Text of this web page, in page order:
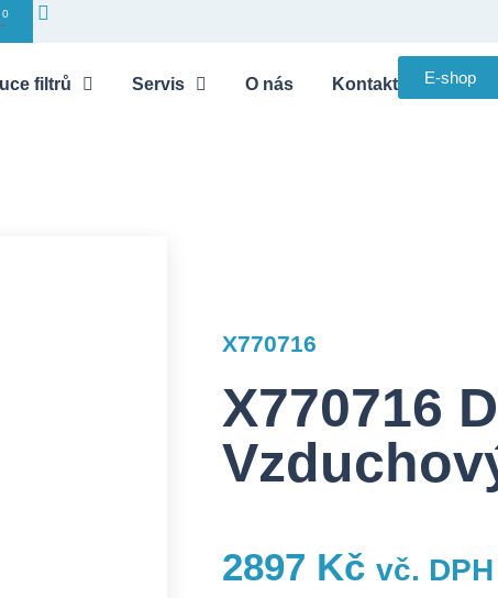
0
filtrů Servis O nás Kontakt E-shop
X770716
X770716
2897 Kč vč. DPH